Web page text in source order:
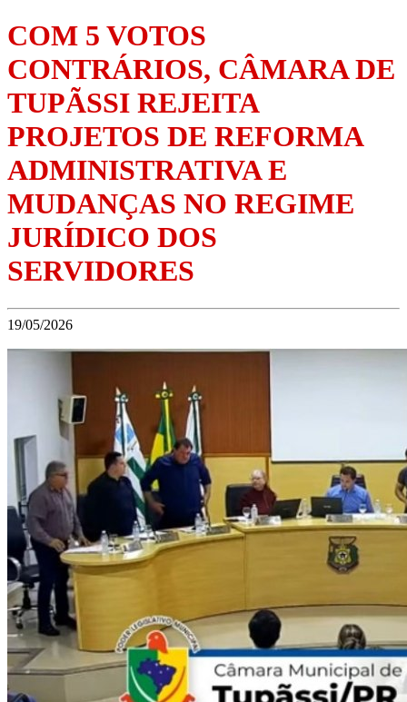
COM 5 VOTOS
CONTRÁRIOS, CÂMARA DE
TUPÃSSI REJEITA
PROJETOS DE REFORMA
ADMINISTRATIVA E
MUDANÇAS NO REGIME
JURÍDICO DOS
SERVIDORES
19/05/2026